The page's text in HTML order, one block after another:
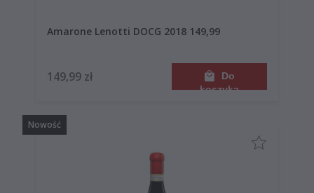
Amarone Lenotti DOCG 2018 149,99
149,99 zł
Do
koszyka
Nowość